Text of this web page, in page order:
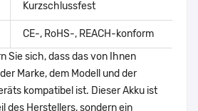
Kurzschlussfest
CE-, RoHS-, REACH-konform
Sie sich, dass das von Ihnen
Marke, dem Modell und der
kompatibel ist. Dieser Akku ist
des Herstellers, sondern ein